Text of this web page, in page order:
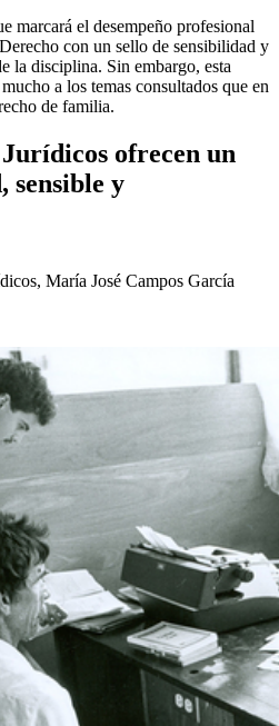
marcará el desempeño profesional
con un sello de sensibilidad y
la disciplina. Sin embargo, esta
a los temas consultados que en
de familia.
ofrecen un
sensible y
María José Campos García